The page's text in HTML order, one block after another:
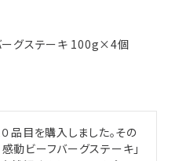
ーグステーキ 100g×4個
品目を購入しました。その
動ビーフバーグステーキ」